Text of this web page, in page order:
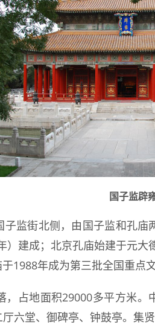
国子监辟
监街北侧，由国子监和孔
建成；北京孔庙始建于元
1988年成为第三批全国重点
占地面积29000多平方米
六堂、御碑亭、钟鼓亭。集